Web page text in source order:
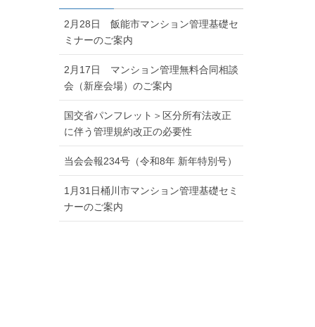
2月28日 飯能市マンション管理基礎セ
ミナーのご案内
2月17日 マンション管理無料合同相談
会（新座会場）のご案内
国交省パンフレット＞区分所有法改正
に伴う管理規約改正の必要性
当会会報234号（令和8年 新年特別号）
1月31日桶川市マンション管理基礎セミ
ナーのご案内